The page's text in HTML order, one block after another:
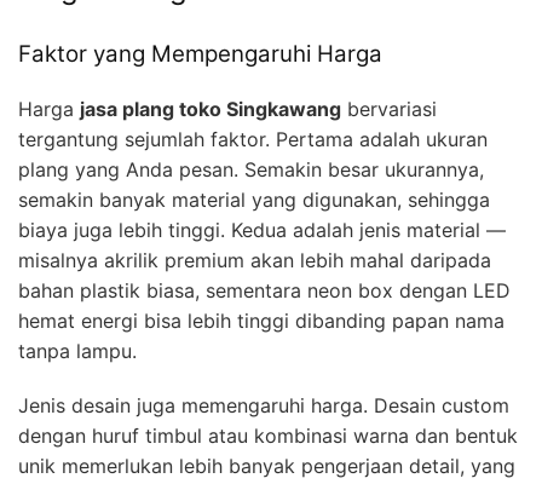
Faktor yang Mempengaruhi Harga
Harga jasa plang toko Singkawang bervariasi
tergantung sejumlah faktor. Pertama adalah ukuran
plang yang Anda pesan. Semakin besar ukurannya,
semakin banyak material yang digunakan, sehingga
biaya juga lebih tinggi. Kedua adalah jenis material —
misalnya akrilik premium akan lebih mahal daripada
bahan plastik biasa, sementara neon box dengan LED
hemat energi bisa lebih tinggi dibanding papan nama
tanpa lampu.
Jenis desain juga memengaruhi harga. Desain custom
dengan huruf timbul atau kombinasi warna dan bentuk
unik memerlukan lebih banyak pengerjaan detail, yang